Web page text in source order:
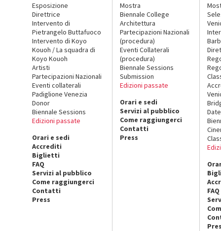
Esposizione
Direttrice
Intervento di
Pietrangelo Buttafuoco
Intervento di Koyo
Kouoh / La squadra di
Koyo Kouoh
Artisti
Partecipazioni Nazionali
Eventi collaterali
Padiglione Venezia
Donor
Biennale Sessions
Edizioni passate
Orari e sedi
Accrediti
Biglietti
FAQ
Servizi al pubblico
Come raggiungerci
Contatti
Press
Mostra
Biennale College
Architettura
Partecipazioni Nazionali
(procedura)
Eventi Collaterali
(procedura)
Biennale Sessions
Submission
Edizioni passate
Orari e sedi
Servizi al pubblico
Come raggiungerci
Contatti
Press
FAQ